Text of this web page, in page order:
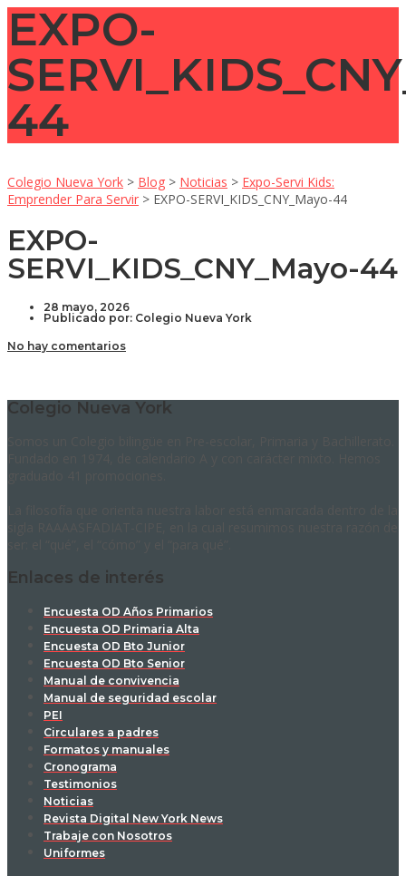
EXPO-
44
Colegio Nueva York > Blog > Noticias > Expo-Servi Kids:
Emprender Para Servir > EXPO-SERVI_KIDS_CNY_Mayo-44
EXPO-
SERVI_KIDS_CNY_Mayo-44
28 mayo, 2026
Publicado por: Colegio Nueva York
No hay comentarios
Colegio Nueva York
Enlaces de interés
Encuesta OD Años Primarios
Encuesta OD Primaria Alta
Encuesta OD Bto Junior
Encuesta OD Bto Senior
Manual de convivencia
Manual de seguridad escolar
PEI
Circulares a padres
Formatos y manuales
Cronograma
Testimonios
Noticias
Revista Digital New York News
Trabaje con Nosotros
Uniformes